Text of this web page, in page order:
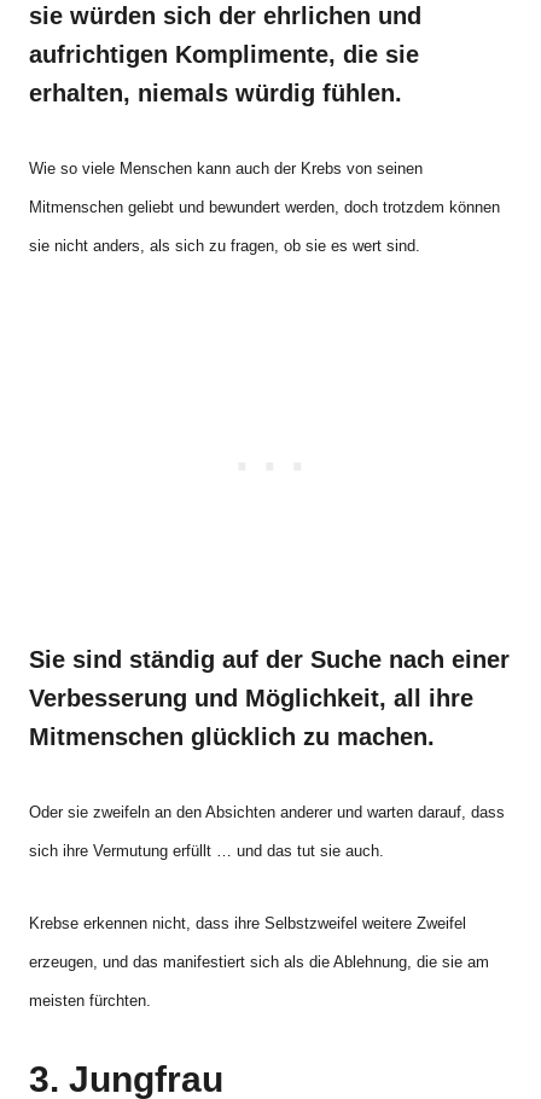
sie würden sich der ehrlichen und
aufrichtigen Komplimente, die sie
erhalten, niemals würdig fühlen.
Wie so viele Menschen kann auch der Krebs von seinen
Mitmenschen geliebt und bewundert werden, doch trotzdem können
sie nicht anders, als sich zu fragen, ob sie es wert sind.
Sie sind ständig auf der Suche nach einer
Verbesserung und Möglichkeit, all ihre
Mitmenschen glücklich zu machen.
Oder sie zweifeln an den Absichten anderer und warten darauf, dass
sich ihre Vermutung erfüllt … und das tut sie auch.
Krebse erkennen nicht, dass ihre Selbstzweifel weitere Zweifel
erzeugen, und das manifestiert sich als die Ablehnung, die sie am
meisten fürchten.
3. Jungfrau